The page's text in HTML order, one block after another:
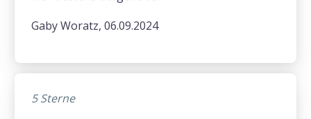
Gaby Woratz, 06.09.2024
5 Sterne